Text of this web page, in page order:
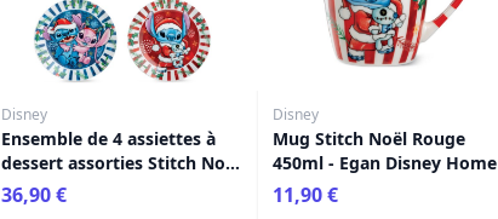
Disney
Ensemble de 4 assiettes à
dessert assorties Stitch Noël
- Egan Disney Home
36,90 €
Disney
Mug Stitch Noël Rouge
450ml - Egan Disney Home
11,90 €